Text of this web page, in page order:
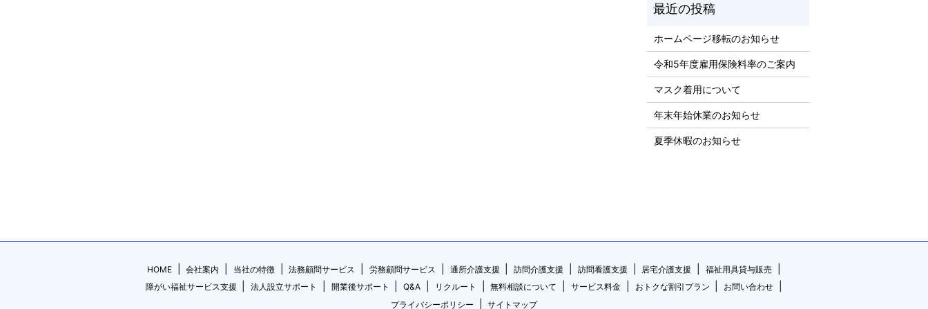
ホームページ移転のお知らせ
令和5年度雇用保険料率のご案内
マスク着用について
年末年始休業のお知らせ
夏季休暇のお知らせ
HOME 会社案内 当社の特徴 法務顧問サービス 労務顧問サービス 通所介護支援 訪問介護支援 訪問看護支援 居宅介護支援
福祉用具貸与販売
障がい福祉サービス支援
法人設立サポート 開業後サポート Q&A リクルート 無料相談について サービス料金 おトクな割引プラン
お問い合わせ
プライバシーポリシー
サイトマップ